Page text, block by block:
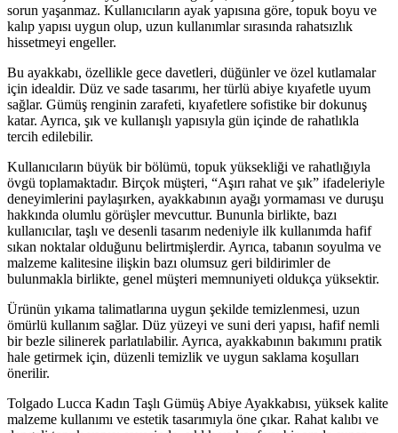
sorun yaşanmaz. Kullanıcıların ayak yapısına göre, topuk boyu ve
kalıp yapısı uygun olup, uzun kullanımlar sırasında rahatsızlık
hissetmeyi engeller.
Bu ayakkabı, özellikle gece davetleri, düğünler ve özel kutlamalar
için idealdir. Düz ve sade tasarımı, her türlü abiye kıyafetle uyum
sağlar. Gümüş renginin zarafeti, kıyafetlere sofistike bir dokunuş
katar. Ayrıca, şık ve kullanışlı yapısıyla gün içinde de rahatlıkla
tercih edilebilir.
Kullanıcıların büyük bir bölümü, topuk yüksekliği ve rahatlığıyla
övgü toplamaktadır. Birçok müşteri, “Aşırı rahat ve şık” ifadeleriyle
deneyimlerini paylaşırken, ayakkabının ayağı yormaması ve duruşu
hakkında olumlu görüşler mevcuttur. Bununla birlikte, bazı
kullanıcılar, taşlı ve desenli tasarım nedeniyle ilk kullanımda hafif
sıkan noktalar olduğunu belirtmişlerdir. Ayrıca, tabanın soyulma ve
malzeme kalitesine ilişkin bazı olumsuz geri bildirimler de
bulunmakla birlikte, genel müşteri memnuniyeti oldukça yüksektir.
Ürünün yıkama talimatlarına uygun şekilde temizlenmesi, uzun
ömürlü kullanım sağlar. Düz yüzeyi ve suni deri yapısı, hafif nemli
bir bezle silinerek parlatılabilir. Ayrıca, ayakkabının bakımını pratik
hale getirmek için, düzenli temizlik ve uygun saklama koşulları
önerilir.
Tolgado Lucca Kadın Taşlı Gümüş Abiye Ayakkabısı, yüksek kalite
malzeme kullanımı ve estetik tasarımıyla öne çıkar. Rahat kalıbı ve